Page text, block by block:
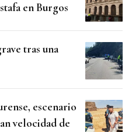
en Burgos
tras una
escenario
velocidad de